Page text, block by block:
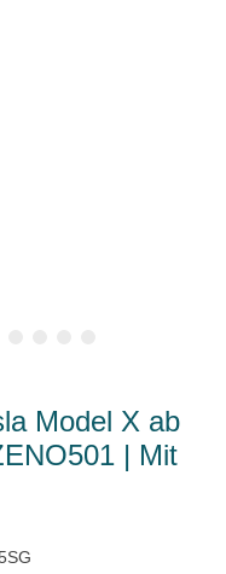
Model X ab
| Mit